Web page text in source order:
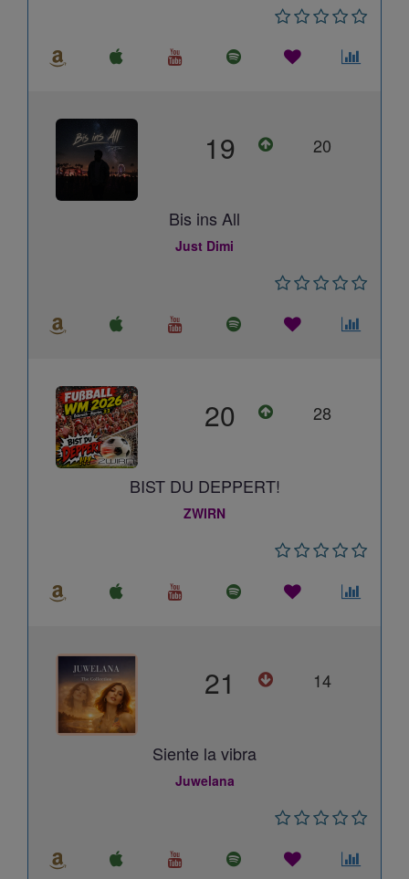
19 20
Bis ins All
Just Dimi
20 28
BIST DU DEPPERT!
ZWIRN
21 14
Siente la vibra
Juwelana